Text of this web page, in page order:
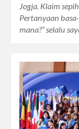
Jogja. Klaim
Pertanyaan
mana?” selalu